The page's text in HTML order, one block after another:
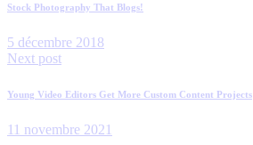
Stock Photography That Blogs!
5 décembre 2018
Next post
Young Video Editors Get More Custom Content Projects
11 novembre 2021